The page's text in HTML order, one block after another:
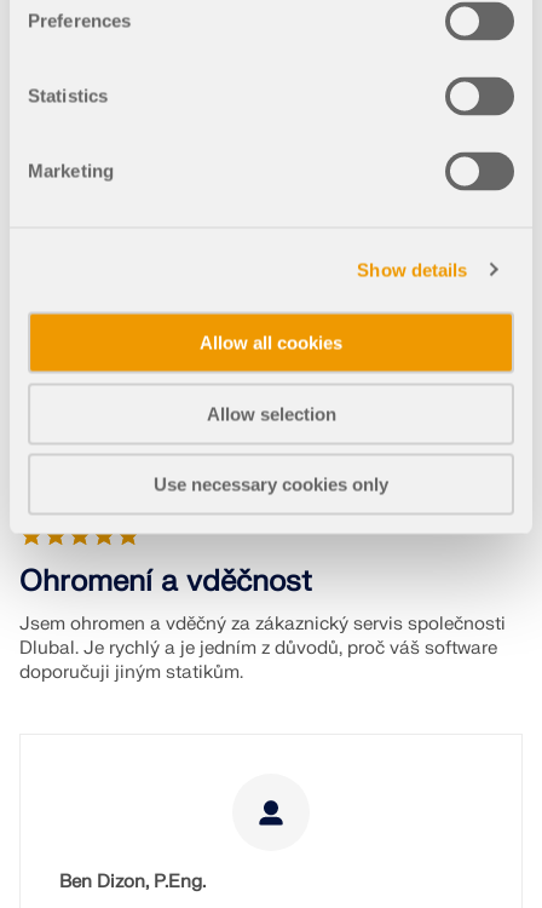
Preferences
Statistics
Marketing
Show details
Allow all cookies
Allow selection
Use necessary cookies only
William Lefort, P.Eng.
Ohromení a vděčnost
Jsem ohromen a vděčný za zákaznický servis společnosti
Dlubal. Je rychlý a je jedním z důvodů, proč váš software
doporučuji jiným statikům.
Ben Dizon, P.Eng.